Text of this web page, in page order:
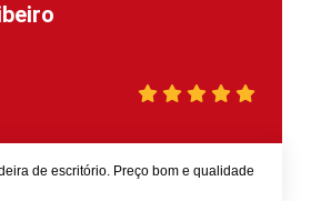
de escritório. Preço bom e qualidade